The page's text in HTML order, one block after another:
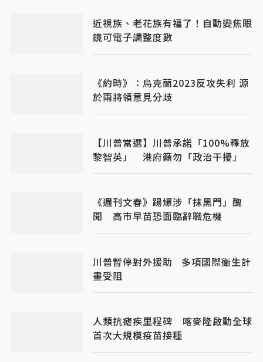
近視族、老花族有福了！自動變焦眼
鏡可電子調整度數
《約時》：烏克蘭2023反攻失利 源
於兩將領意見分歧
【川普當選】川普承諾「100%釋放
黎智英」 港府籲勿「政治干擾」
《週刊文春》踢爆涉「抹黑門」醜
聞 高市早苗恐面臨辭職危機
川普暫停對外援助 多項國際衛生計
畫受阻
人類抗瘧疾里程碑 喀麥隆啟動全球
首次大規模疫苗接種